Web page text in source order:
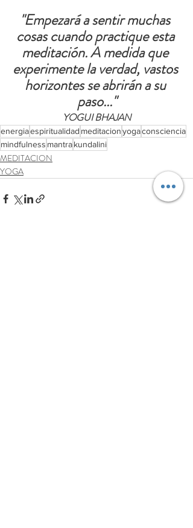
"Empezará a sentir muchas
cosas cuando practique esta
meditación. A medida que
experimente la verdad, vastos
horizontes se abrirán a su
paso..."
YOGUI BHAJAN
energiaespiritualidad meditacionyogaconsciencia
mindfulness mantrakundalini
MEDITACION
YOGA